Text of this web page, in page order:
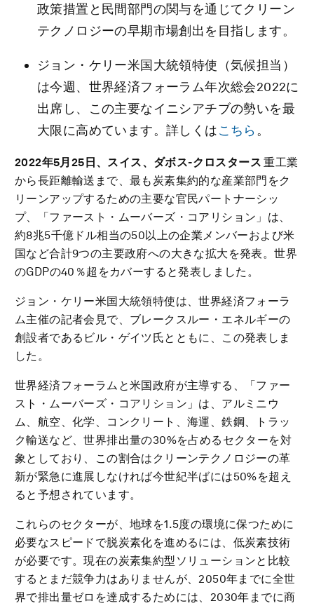
政策措置と民間部門の関与を通じてクリーン
テクノロジーの早期市場創出を目指します。
ジョン・ケリー米国大統領特使（気候担当）
は今週、世界経済フォーラム年次総会2022に
出席し、この主要なイニシアチブの勢いを最
大限に高めています。詳しくはこちら 。
2022年5月25日、スイス、ダボス-クロスタース重工業
から長距離輸送まで、最も炭素集約的な産業部門をク
リーンアップするための主要な官民パートナーシッ
プ、「ファースト・ムーバーズ・コアリション」は、
約8兆5千億ドル相当の50以上の企業メンバーおよび米
国など合計9つの主要政府への大きな拡大を発表。世界
のGDPの40％超をカバーすると発表しました。
ジョン・ケリー米国大統領特使は、世界経済フォーラ
ム主催の記者会見で、ブレークスルー・エネルギーの
創設者であるビル・ゲイツ氏とともに、この発表しま
した。
世界経済フォーラムと米国政府が主導する、「ファー
スト・ムーバーズ・コアリション」は、アルミニウ
ム、航空、化学、コンクリート、海運、鉄鋼、トラッ
ク輸送など、世界排出量の30%を占めるセクターを対
象としており、この割合はクリーンテクノロジーの革
新が緊急に進展しなければ今世紀半ばには50%を超え
ると予想されています。
これらのセクターが、地球を1.5度の環境に保つために
必要なスピードで脱炭素化を進めるには、低炭素技術
が必要です。現在の炭素集約型ソリューションと比較
するとまだ競争力はありませんが、2050年までに全世
界で排出量ゼロを達成するためには、2030年までに商